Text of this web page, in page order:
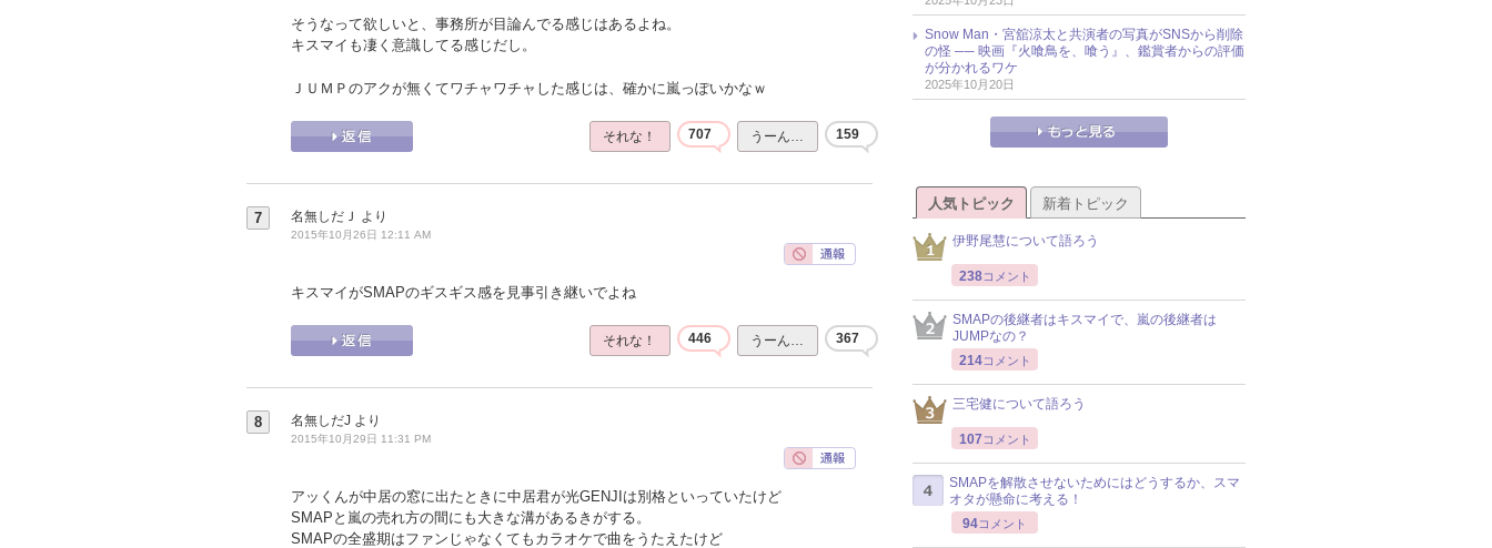
そうなって欲しいと、事務所が目論んでる感じはあるよね。
キスマイも凄く意識してる感じだし。
ＪＵＭＰのアクが無くてワチャワチャした感じは、確かに嵐っぽいかなｗ
それな！ 707 うーん… 159
7 名無しだＪ より
2015年10月26日 12:11 AM
キスマイがSMAPのギスギス感を見事引き継いでよね
それな！ 446 うーん… 367
8 名無しだJ より
2015年10月29日 11:31 PM
アッくんが中居の窓に出たときに中居君が光GENJIは別格といっていたけど
SMAPと嵐の売れ方の間にも大きな溝があるきがする。
SMAPの全盛期はファンじゃなくてもカラオケで曲をうたえたけど
Snow Man・宮舘涼太と共演者の写真がSNSから削除
の怪 ── 映画『火喰鳥を、喰う』、鑑賞者からの評価
が分かれるワケ
2025年10月20日
人気トピック 新着トピック
伊野尾慧について語ろう
238コメント
SMAPの後継者はキスマイで、嵐の後継者は
JUMPなの？
214コメント
三宅健について語ろう
107 コメント
SMAPを解散させないためにはどうするか、スマ
オタが懸命に考える！
94コメント